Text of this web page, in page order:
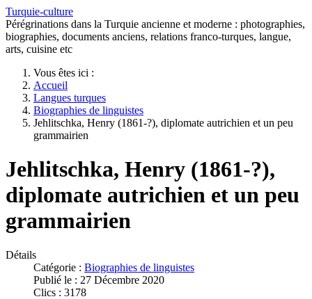
Turquie-culture
Pérégrinations dans la Turquie ancienne et moderne : photographies,
biographies, documents anciens, relations franco-turques, langue,
arts, cuisine etc
Vous êtes ici :
Accueil
Langues turques
Biographies de linguistes
Jehlitschka, Henry (1861-?), diplomate autrichien et un peu
grammairien
Jehlitschka, Henry (1861-?),
diplomate autrichien et un peu
grammairien
Détails
Catégorie : Biographies de linguistes
Publié le : 27 Décembre 2020
Clics : 3178